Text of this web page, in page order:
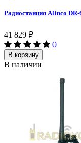
Радиостанция Alinco
41 829 ₽
0
В корзину
В наличии